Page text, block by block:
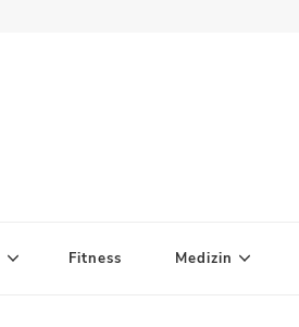
Fitness Medizin